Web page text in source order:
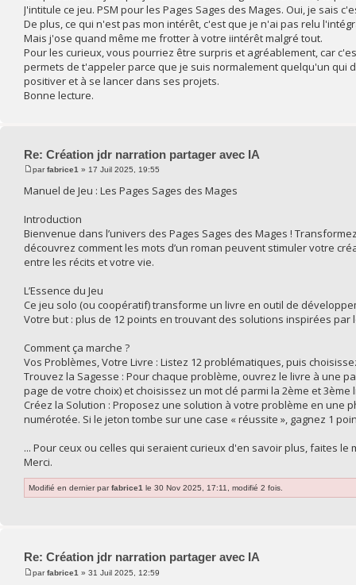
J'intitule ce jeu. PSM pour les Pages Sages des Mages. Oui, je sais
De plus, ce qui n'est pas mon intérêt, c'est que je n'ai pas relu
Mais j'ose quand même me frotter à votre iintérêt malgré tout.
Pour les curieux, vous pourriez être surpris et agréablement, car
permets de t'appeler parce que je suis normalement quelqu'un qui
positiver et à se lancer dans ses projets.
Bonne lecture.
Re: Création jdr narration partager avec IA
parfabrice1 » 17 Juil 2025, 19:55
Manuel de Jeu : Les Pages Sages des Mages
Introduction
Bienvenue dans l’univers des Pages Sages des Mages !
découvrez comment les mots d’un roman peuvent stimuler votre
entre les récits et votre vie.
L’Essence du Jeu
Ce jeu solo (ou coopératif) transforme un livre en outil de
Votre but : plus de 12 points en trouvant des solutions inspirées
Comment ça marche ?
Vos Problèmes, Votre Livre : Listez 12 problématiques, puis
Trouvez la Sagesse : Pour chaque problème, ouvrez le livre à une
page de votre choix) et choisissez un mot clé parmi la 2ème et
Créez la Solution : Proposez une solution à votre problème en une
numérotée. Si le jeton tombe sur une case « réussite », gagnez 1
... Pour ceux ou celles qui seraient curieux d'en savoir plus, faites le
Merci.
Modifié en dernier parfabrice1 le 30 Nov 2025, 17:11, modifié 2 fois.
Re: Création jdr narration partager avec IA
parfabrice1 » 31 Juil 2025, 12:59